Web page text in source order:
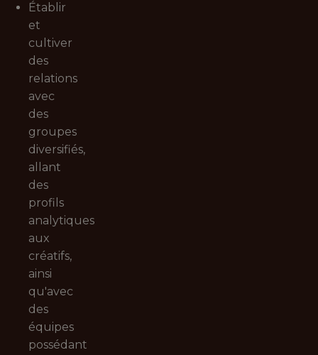
Établir
et
cultiver
des
relations
avec
des
groupes
diversifiés,
allant
des
profils
analytiques
aux
créatifs,
ainsi
qu'avec
des
équipes
possédant